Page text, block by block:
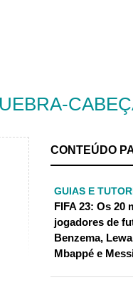
CONTEÚDO
GUIAS E
FIFA 23: Os 20
jogadores de
Benzema,
Mbappé e